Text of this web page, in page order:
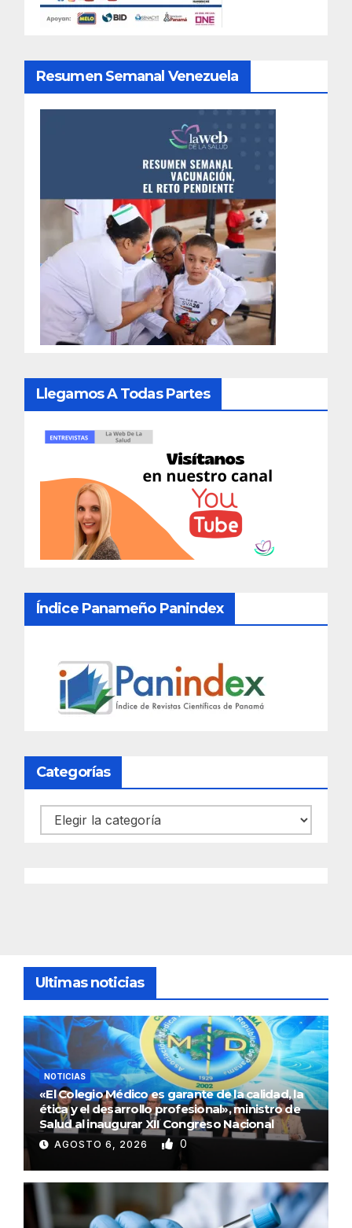
Resumen Semanal Venezuela
Llegamos A Todas Partes
Índice Panameño Panindex
Categorías
Categorías
Ultimas noticias
NOTICIAS
«El Colegio Médico es garante de la calidad, la
ética y el desarrollo profesional», ministro de
Salud al inaugurar XII Congreso Nacional
AGOSTO 6, 2026 0